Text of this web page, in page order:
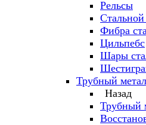
Рельсы
Фибра
Цильпебс
Шары
Трубный
Назад
Трубный